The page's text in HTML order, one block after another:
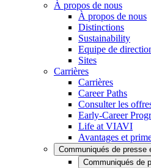
À propos de nous
À propos de nous
Distinctions
Sustainability
Equipe de
Sites
Carrières
Carrières
Career Paths
Consulter les
Early-Career
Life at VIAVI
Avantages et
Communiqués de presse
Communiqués de